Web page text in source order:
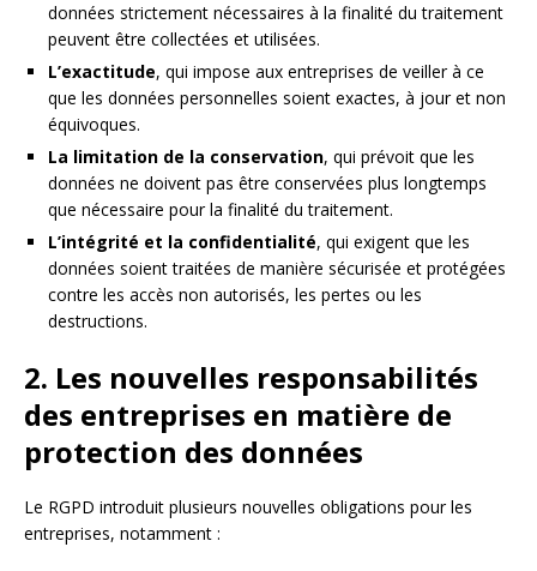
données strictement nécessaires à la finalité du traitement
peuvent être collectées et utilisées.
L’exactitude, qui impose aux entreprises de veiller à ce
que les données personnelles soient exactes, à jour et non
équivoques.
La limitation de la conservation, qui prévoit que les
données ne doivent pas être conservées plus longtemps
que nécessaire pour la finalité du traitement.
L’intégrité et la confidentialité, qui exigent que les
données soient traitées de manière sécurisée et protégées
contre les accès non autorisés, les pertes ou les
destructions.
2. Les nouvelles responsabilités
des entreprises en matière de
protection des données
Le RGPD introduit plusieurs nouvelles obligations pour les
entreprises, notamment :